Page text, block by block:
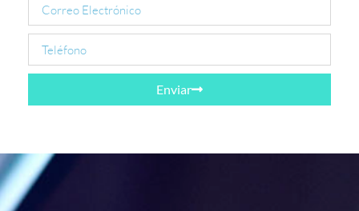
Enviar